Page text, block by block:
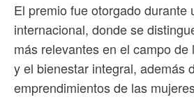
El premio fue otorgado durante
internacional, donde se
más relevantes en el campo
y el bienestar integral, además
emprendimientos de las